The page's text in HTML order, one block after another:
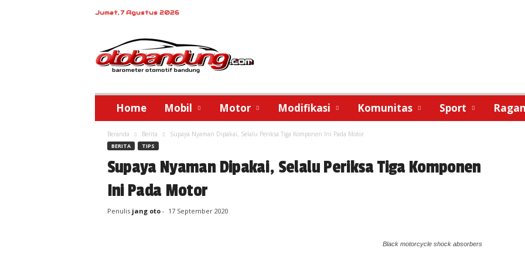
Jumat, 7 Agustus 2026
b
Home Mobil Motor Modifikasi Komunitas Sport
Beranda Berita Supaya Nyaman Dipakai, Selalu Periksa Tiga Komponen Ini Pada Motor
BERITA TIPS
Supaya Nyaman Dipakai, Selalu Periksa Tiga Komponen
Ini Pada Motor
Penulis jang oto- 17 September 2020
Black motorcycle shock absorbers